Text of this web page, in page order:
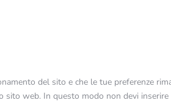
del sito e che le tue preferenze
sito web. In questo modo non devi